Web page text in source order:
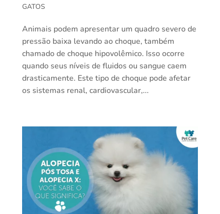
GATOS
Animais podem apresentar um quadro severo de
pressão baixa levando ao choque, também
chamado de choque hipovolêmico. Isso ocorre
quando seus níveis de fluidos ou sangue caem
drasticamente. Este tipo de choque pode afetar
os sistemas renal, cardiovascular,...